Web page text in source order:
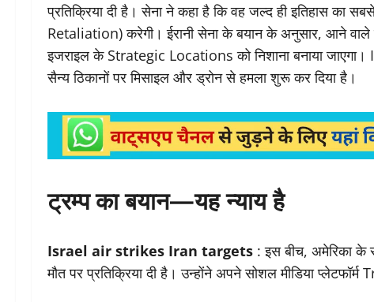
प्रतिक्रिया दी है। सेना ने कहा है कि वह जल्द ही इतिहास
Retaliation) करेगी। ईरानी सेना के बयान के अनुसार, आने
इजराइल के Strategic Locations को निशाना बनाया
सैन्य ठिकानों पर मिसाइल और ड्रोन से हमला शुरू कर दिया है।
ट्रम्प का बयान—यह न्याय है
Israel air strikes Iran targets : इस बीच, अमेरिका के
मौत पर प्रतिक्रिया दी है। उन्होंने अपने सोशल मीडिया